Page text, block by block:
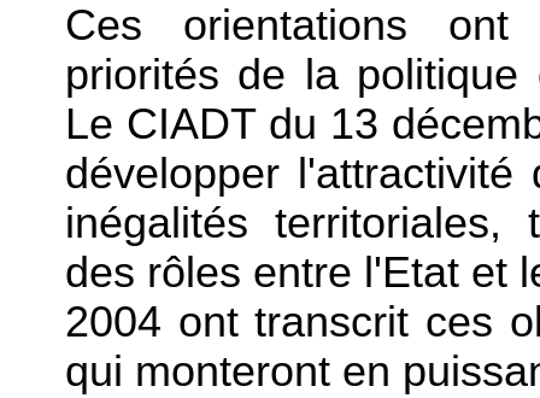
Ces orientations ont
priorités de la politique
Le CIADT du 13
développer
inégalités territoriales,
des rôles entre l'Etat et
2004 ont transcrit ces
qui monteront en